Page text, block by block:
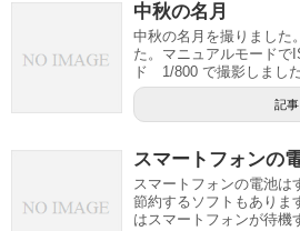
中秋の名月
中秋の名月を撮りました
た。マニュアルモードで
ド 1/800 で撮影しまし
記
スマートフォンの
スマートフォンの電池は
節約するソフトもありま
はスマートフォンが待機